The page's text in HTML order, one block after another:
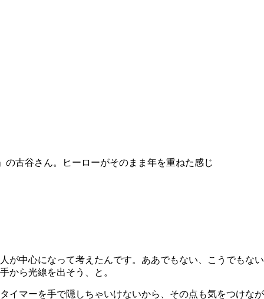
古谷さん。ヒーローがそのまま年を重ねた感じ
が中心になって考えたんです。ああでもない、こうでもない
から光線を出そう、と。
イマーを手で隠しちゃいけないから、その点も気をつけなが